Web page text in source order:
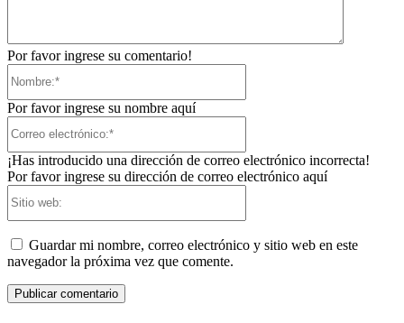
Por favor ingrese su comentario!
Por favor ingrese su nombre aquí
¡Has introducido una dirección de correo electrónico incorrecta!
Por favor ingrese su dirección de correo electrónico aquí
Guardar mi nombre, correo electrónico y sitio web en este
navegador la próxima vez que comente.